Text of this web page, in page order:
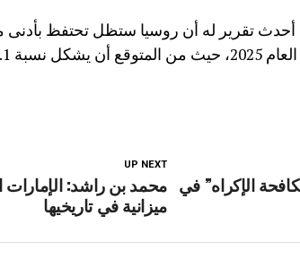
أحدث تقرير له أن روسيا ستظل تحتفظ بأدنى
UP NEXT
محمد بن راشد: الإمارات
ميزانية في تاريخيها
الإكراه” في